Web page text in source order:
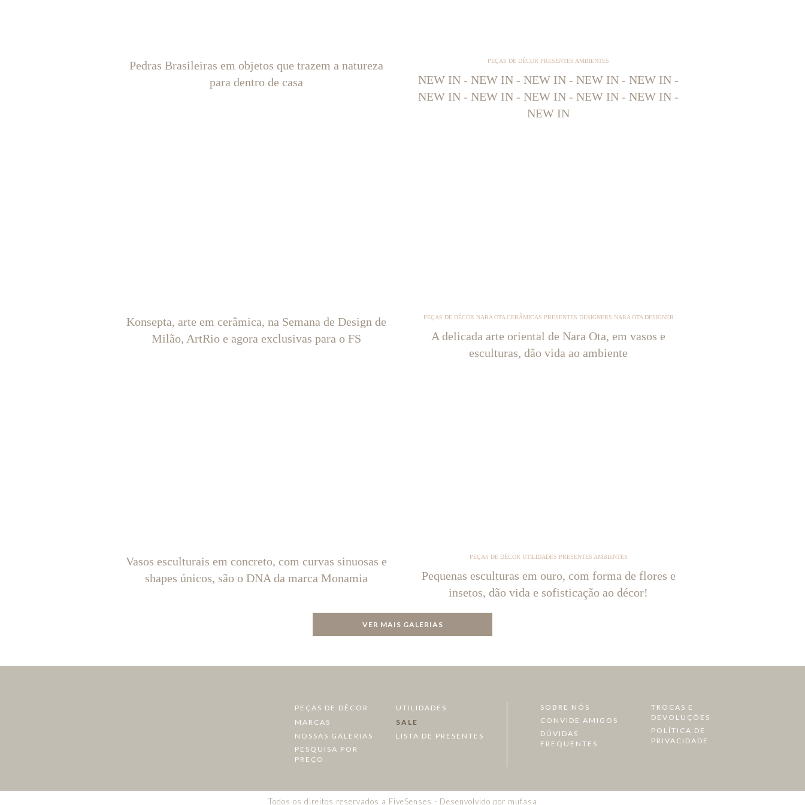
Pedras Brasileiras em objetos que trazem a natureza
para dentro de casa
PEÇAS DE DÉCOR PRESENTES AMBIENTES
NEW IN - NEW IN - NEW IN - NEW IN - NEW IN -
NEW IN - NEW IN - NEW IN - NEW IN - NEW IN -
NEW IN
Konsepta, arte em cerâmica, na Semana de Design de
Milão, ArtRio e agora exclusivas para o FS
PEÇAS DE DÉCOR NARA OTA CERÂMICAS PRESENTES DESIGNERS NARA OTA DESIGNER
A delicada arte oriental de Nara Ota, em vasos e
esculturas, dão vida ao ambiente
Vasos esculturais em concreto, com curvas sinuosas e
shapes únicos, são o DNA da marca Monamia
PEÇAS DE DÉCOR UTILIDADES PRESENTES AMBIENTES
Pequenas esculturas em ouro, com forma de flores e
insetos, dão vida e sofisticação ao décor!
VER MAIS GALERIAS
PEÇAS DE DÉCOR
UTILIDADES
MARCAS
SALE
NOSSAS GALERIAS
LISTA DE PRESENTES
PESQUISA POR
PREÇO
SOBRE NÓS
CONVIDE AMIGOS
DÚVIDAS
FREQUENTES
TROCAS E
DEVOLUÇÕES
POLÍTICA DE
PRIVACIDADE
Todos os direitos reservados a FiveSenses - Desenvolvido por mufasa